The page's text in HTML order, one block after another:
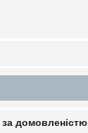
за домовленістю